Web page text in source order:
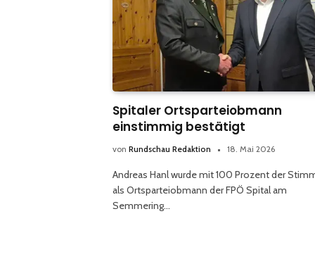
Spitaler Ortsparteiobmann
einstimmig bestätigt
von Rundschau Redaktion 18. Mai 2026
Andreas Hanl wurde mit 100 Prozent der
als Ortsparteiobmann der FPÖ Spital am
Semmering…